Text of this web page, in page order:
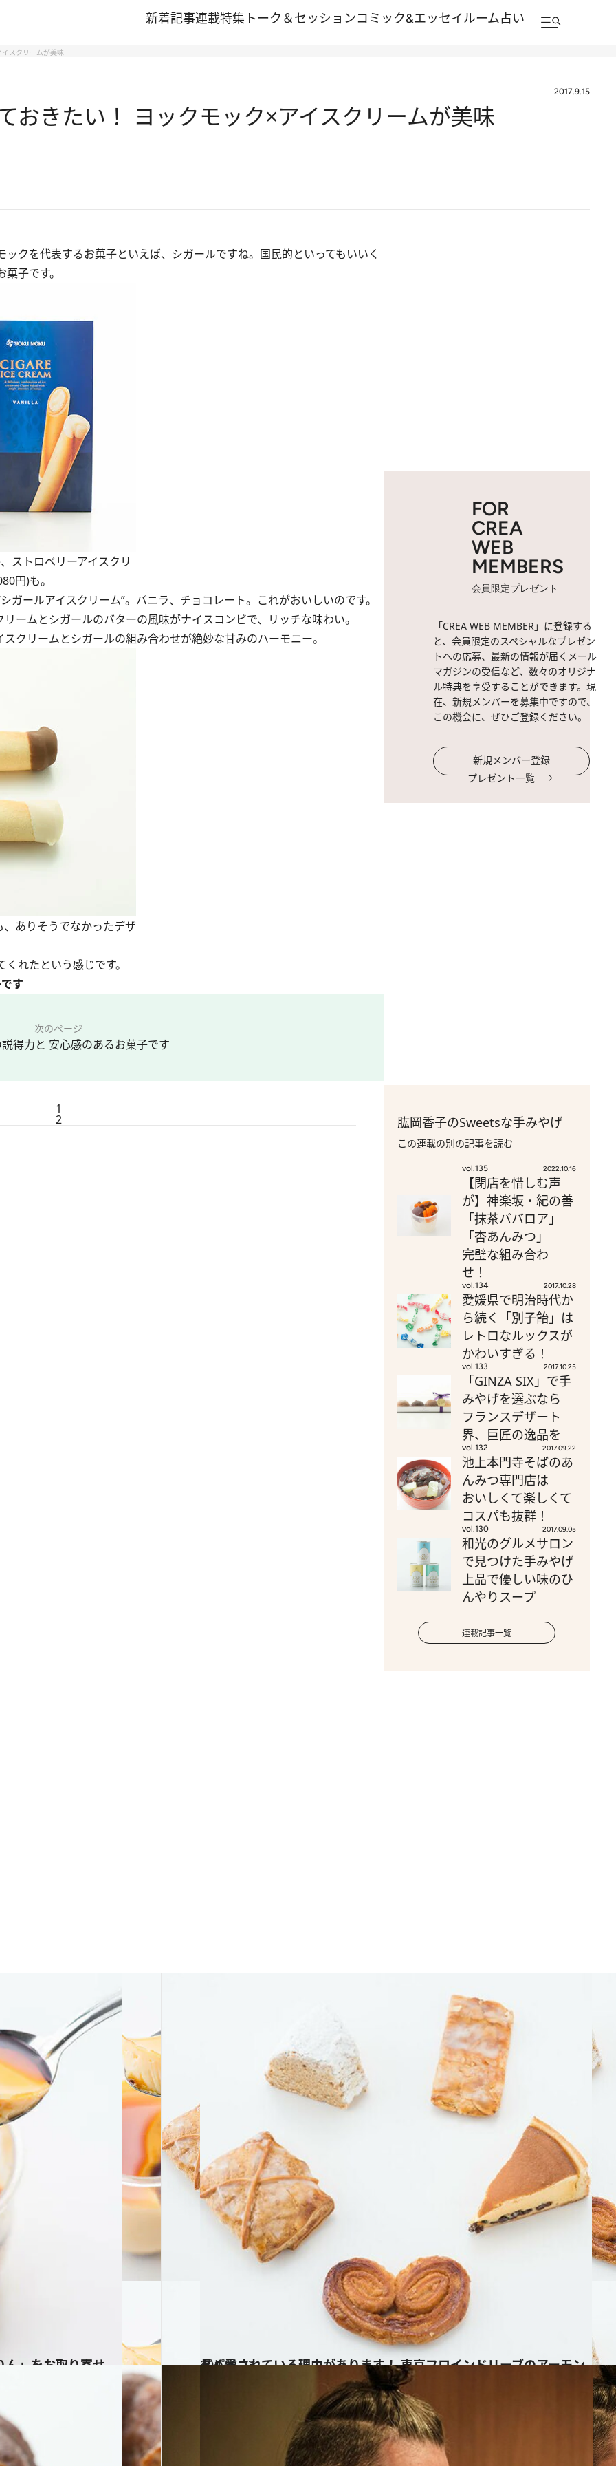
新着記事連載特集 トーク＆セッションコミック&エッセイルーム占い
スクリームが美味
2017.9.15
おきたい！ ヨックモック×アイスクリームが美味
クを代表するお菓子といえば、シガールですね。国民的といってもいいく
子です。
ストロベリーアイスクリ
円)も。
ールアイスクリーム”。バニラ、チョコレート。これがおいしいのです。
ームとシガールのバターの風味がナイスコンビで、リッチな味わい。
クリームとシガールの組み合わせが絶妙な甘みのハーモニー。
ありそうでなかったデザ
れたという感じです。
す
次のページ
得力と 安心感のあるお菓子です
1
2
FOR
CREA
WEB
MEMBERS
会員限定プレゼント
「CREA WEB MEMBER」に登録する
と、会員限定のスペシャルなプレゼン
トへの応募、最新の情報が届くメール
マガジンの受信など、数々のオリジナ
ル特典を享受することができます。現
在、新規メンバーを募集中ですので、
この機会に、ぜひご登録ください。
新規メンバー登録
プレゼント一覧
肱岡香子のSweetsな手みやげ
この連載の別の記事を読む
vol.135 2022.10.16
【閉店を惜しむ声
が】神楽坂・紀の善
「抹茶ババロア」
「杏あんみつ」
完璧な組み合わ
せ！
vol.134 2017.10.28
愛媛県で明治時代か
ら続く「別子飴」は
レトロなルックスが
かわいすぎる！
vol.133 2017.10.25
「GINZA SIX」で手
みやげを選ぶなら
フランスデザート
界、巨匠の逸品を
vol.132 2017.09.22
池上本門寺そばのあ
んみつ専門店は
おいしくて楽しくて
コスパも抜群！
vol.130 2017.09.05
和光のグルメサロン
で見つけた手みやげ
上品で優しい味のひ
んやりスープ
連載記事一覧
ん」をお取り寄せ 2017.5.23
長く愛されている理由があります！ 東京フロインドリーブのアーモンドパイ
グルメ